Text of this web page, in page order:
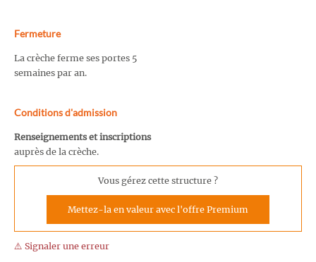
Fermeture
La crèche ferme ses portes 5
semaines par an.
Conditions d'admission
Renseignements et inscriptions
auprès de la crèche.
Vous gérez cette structure ?
Mettez-la en valeur avec l'offre Premium
⚠️ Signaler une erreur